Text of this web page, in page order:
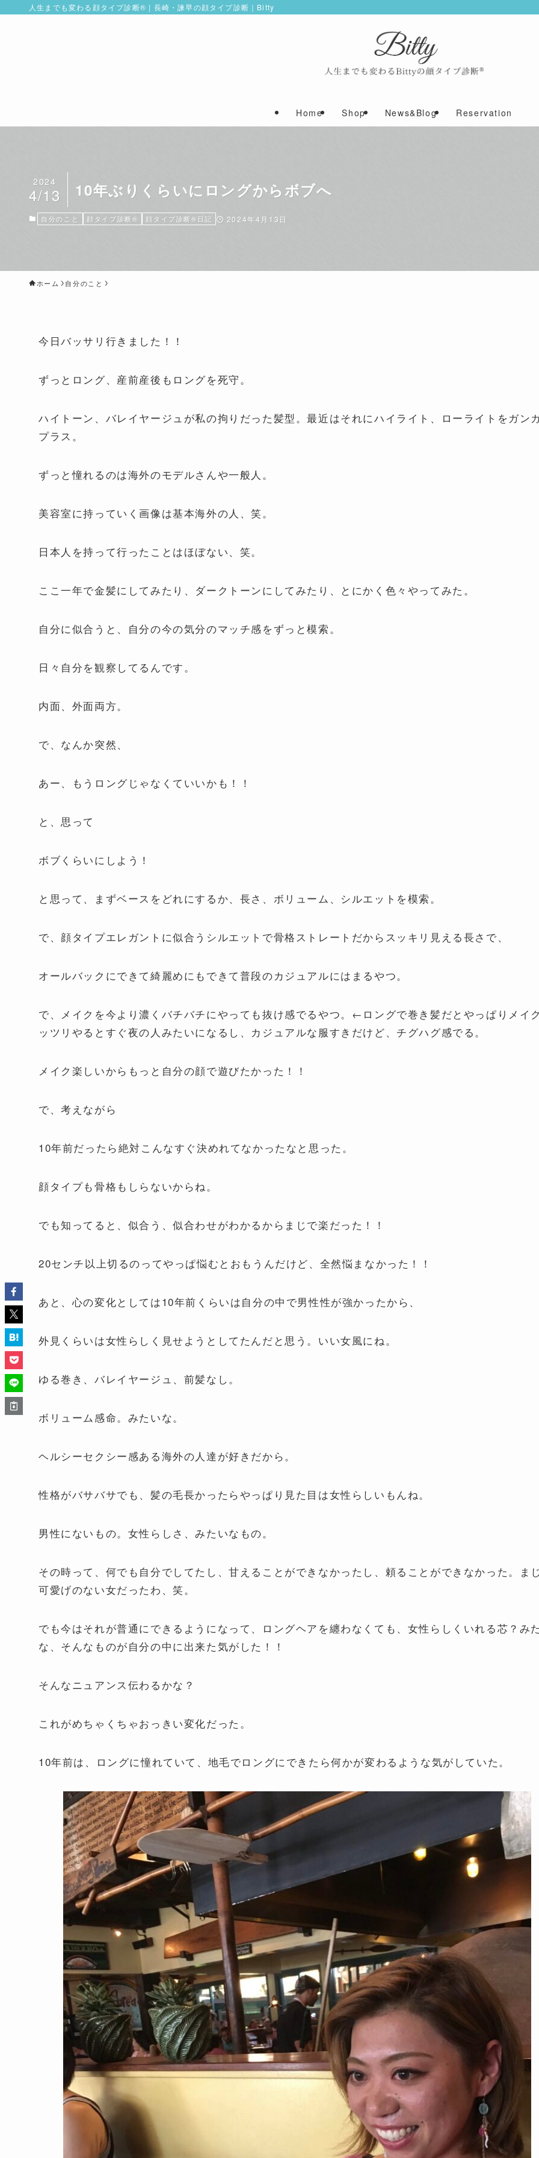
人生までも変わる顔タイプ診断® | 長崎・諫早の顔タイプ診断｜Bitty
Home Shop News&Blog Reservation
10年ぶりくらいにロングからボブへ
2024
4/13
自分のこと 顔タイプ診断®︎ 顔タイプ診断®︎日記 2024年4月13日
ホーム 自分のこと
今日バッサリ行きました！！
ずっとロング、産前産後もロングを死守。
ハイトーン、バレイヤージュが私の拘りだった髪型。最近はそれにハイライト、ローライトをガン
プラス。
ずっと憧れるのは海外のモデルさんや一般人。
美容室に持っていく画像は基本海外の人、笑。
日本人を持って行ったことはほぼない、笑。
ここ一年で金髪にしてみたり、ダークトーンにしてみたり、とにかく色々やってみた。
自分に似合うと、自分の今の気分のマッチ感をずっと模索。
日々自分を観察してるんです。
内面、外面両方。
で、なんか突然、
あー、もうロングじゃなくていいかも！！
と、思って
ボブくらいにしよう！
と思って、まずベースをどれにするか、長さ、ボリューム、シルエットを模索。
で、顔タイプエレガントに似合うシルエットで骨格ストレートだからスッキリ見える長さで、
オールバックにできて綺麗めにもできて普段のカジュアルにはまるやつ。
で、メイクを今より濃くバチバチにやっても抜け感でるやつ。←ロングで巻き髪だとやっぱりメイ
ッツリやるとすぐ夜の人みたいになるし、カジュアルな服すきだけど、チグハグ感でる。
メイク楽しいからもっと自分の顔で遊びたかった！！
で、考えながら
10年前だったら絶対こんなすぐ決めれてなかったなと思った。
顔タイプも骨格もしらないからね。
でも知ってると、似合う、似合わせがわかるからまじで楽だった！！
20センチ以上切るのってやっぱ悩むとおもうんだけど、全然悩まなかった！！
あと、心の変化としては10年前くらいは自分の中で男性性が強かったから、
外見くらいは女性らしく見せようとしてたんだと思う。いい女風にね。
ゆる巻き、バレイヤージュ、前髪なし。
ボリューム感命。みたいな。
ヘルシーセクシー感ある海外の人達が好きだから。
性格がバサバサでも、髪の毛長かったらやっぱり見た目は女性らしいもんね。
男性にないもの。女性らしさ、みたいなもの。
その時って、何でも自分でしてたし、甘えることができなかったし、頼ることができなかった。ま
可愛げのない女だったわ、笑。
でも今はそれが普通にできるようになって、ロングヘアを纏わなくても、女性らしくいれる芯？み
な、そんなものが自分の中に出来た気がした！！
そんなニュアンス伝わるかな？
これがめちゃくちゃおっきい変化だった。
10年前は、ロングに憧れていて、地毛でロングにできたら何かが変わるような気がしていた。